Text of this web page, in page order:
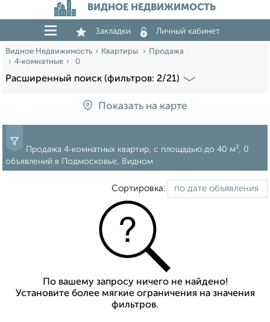
ВИДНОЕ НЕДВИЖИМОСТЬ
Закладки Личный кабинет
Видное Недвижимость Квартиры
Продажа
4‑комнатные
0
Расширенный поиск (фильтров: 2/21)
Показать на карте
Продажа 4‑комнатных квартир, c площадью до 40 м², 0
объявлений в Подмосковье, Видном
Сортировка:
По вашему запросу ничего не найдено!
Установите более мягкие ограничения на значения
фильтров.